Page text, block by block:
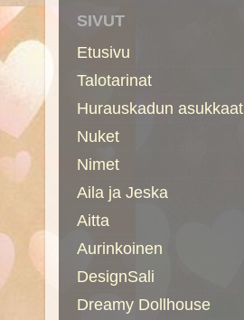
SIVUT
Etusivu
Talotarinat
Hurauskadun asukkaat
Nuket
Nimet
Aila ja Jeska
Aitta
Aurinkoinen
DesignSali
Dreamy Dollhouse